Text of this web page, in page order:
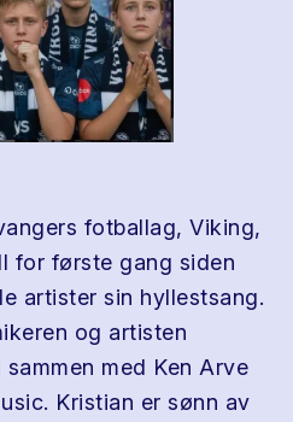
fotballag, Viking,
for første gang siden
artister sin hyllestsang.
og artisten
med Ken Arve
Kristian er sønn av